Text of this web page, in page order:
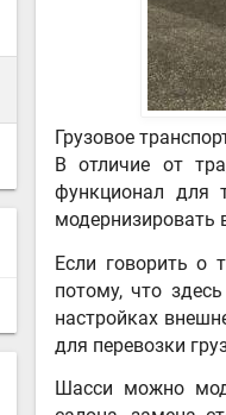
Грузовое
В отличие от
функционал для
модернизировать
Если говорить о
потому, что
настройках
для перевозки
Шасси можно